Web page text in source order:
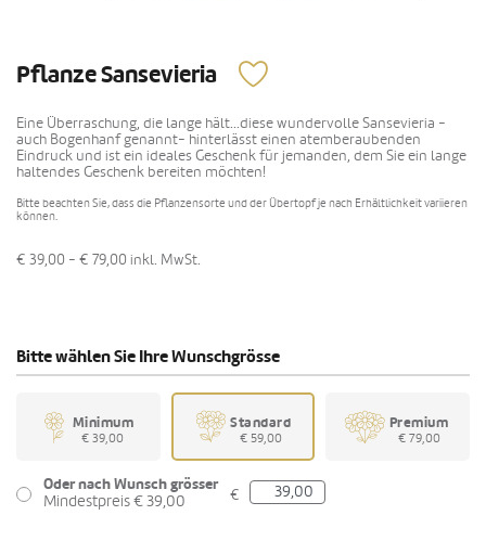
Pflanze Sansevieria
Eine Überraschung, die lange hält...diese wundervolle Sansevieria -
auch Bogenhanf genannt- hinterlässt einen atemberaubenden
Eindruck und ist ein ideales Geschenk für jemanden, dem Sie ein lange
haltendes Geschenk bereiten möchten!
Bitte beachten Sie, dass die Pflanzensorte und der Übertopf je nach Erhältlichkeit variieren
können.
€ 39,00 - € 79,00 inkl. MwSt.
Bitte wählen Sie Ihre Wunschgrösse
Minimum
€ 39,00
Standard
€ 59,00
Premium
€ 79,00
Oder nach Wunsch grösser
Mindestpreis € 39,00
€